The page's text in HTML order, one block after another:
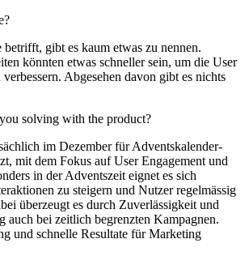
betrifft, gibt es kaum etwas zu nennen.
könnten etwas schneller sein, um die User
verbessern. Abgesehen davon gibt es nichts
solving with the product?
im Dezember für Adventskalender-
mit dem Fokus auf User Engagement und
in der Adventszeit eignet es sich
zu steigern und Nutzer regelmässig
überzeugt es durch Zuverlässigkeit und
auch bei zeitlich begrenzten Kampagnen.
und schnelle Resultate für Marketing